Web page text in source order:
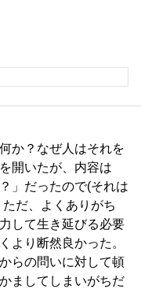
か？なぜ人はそれを
開いたが、内容は
」だったので(それは
だ、よくありがち
して生き延びる必要
より断然良かった。
らの問いに対して頓
ましてしまいがちだ